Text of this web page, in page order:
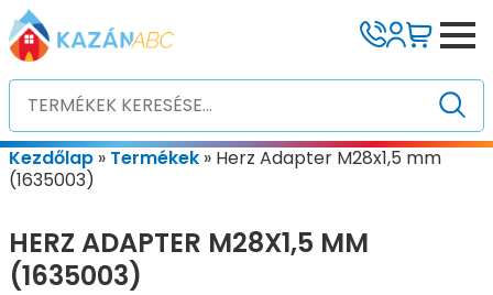
Kezdőlap » Termékek » Herz Adapter M28x1,5 mm
(1635003)
HERZ ADAPTER M28X1,5 MM
(1635003)